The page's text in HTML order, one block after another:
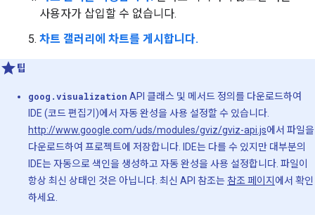
사용자가 삽입할 수 없습니다.
차트 갤러리에 차트를 게시합니다.
팁
goog.visualization API 클래스 및 메서드 정의를 다운로드하여
IDE (코드 편집기)에서 자동 완성을 사용 설정할 수 있습니다.
http://www.google.com/uds/modules/gviz/gviz-api.js에서 파일을
다운로드하여 프로젝트에 저장합니다. IDE는 다를 수 있지만 대부분의
IDE는 자동으로 색인을 생성하고 자동 완성을 사용 설정합니다. 파일이
항상 최신 상태인 것은 아닙니다. 최신 API 참조는 참조 페이지 에서 확인
하세요.